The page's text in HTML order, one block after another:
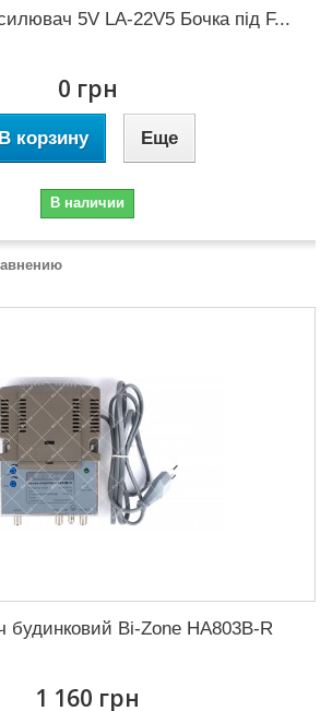
5V LA-22V5 Бочка під F...
0 грн
В корзину Еще
В наличии
будинковий Bi-Zone HA803B-R
1 160 грн